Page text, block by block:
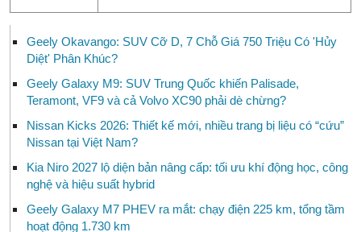
Geely Okavango: SUV Cỡ D, 7 Chỗ Giá 750 Triệu Có 'Hủy
Diệt' Phân Khúc?
Geely Galaxy M9: SUV Trung Quốc khiến Palisade,
Teramont, VF9 và cả Volvo XC90 phải dè chừng?
Nissan Kicks 2026: Thiết kế mới, nhiều trang bị liệu có “cứu”
Nissan tại Việt Nam?
Kia Niro 2027 lộ diện bản nâng cấp: tối ưu khí động học, công
nghệ và hiệu suất hybrid
Geely Galaxy M7 PHEV ra mắt: chạy điện 225 km, tổng tầm
hoạt động 1.730 km